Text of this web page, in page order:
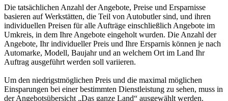
Die tatsächlichen Anzahl der Angebote, Preise und Ersparnisse
basieren auf Werkstätten, die Teil von Autobutler sind, und ihren
individuellen Preisen für alle Aufträge einschließlich Angebote im
Umkreis, in dem Ihre Angebote eingeholt wurden. Die Anzahl der
Angebote, Ihr individueller Preis und Ihre Ersparnis können je nach
Automarke, Modell, Baujahr und an welchem Ort im Land Ihr
Auftrag ausgeführt werden soll variieren.
Um den niedrigstmöglichen Preis und die maximal möglichen
Einsparungen bei einer bestimmten Dienstleistung zu sehen, muss in
der Angebotsübersicht „Das ganze Land“ ausgewählt werden.